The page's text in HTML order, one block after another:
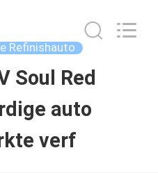
Refinishauto
Soul Red
auto
verf